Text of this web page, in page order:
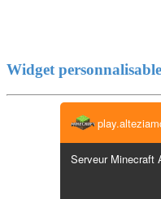
Widget personnalisable